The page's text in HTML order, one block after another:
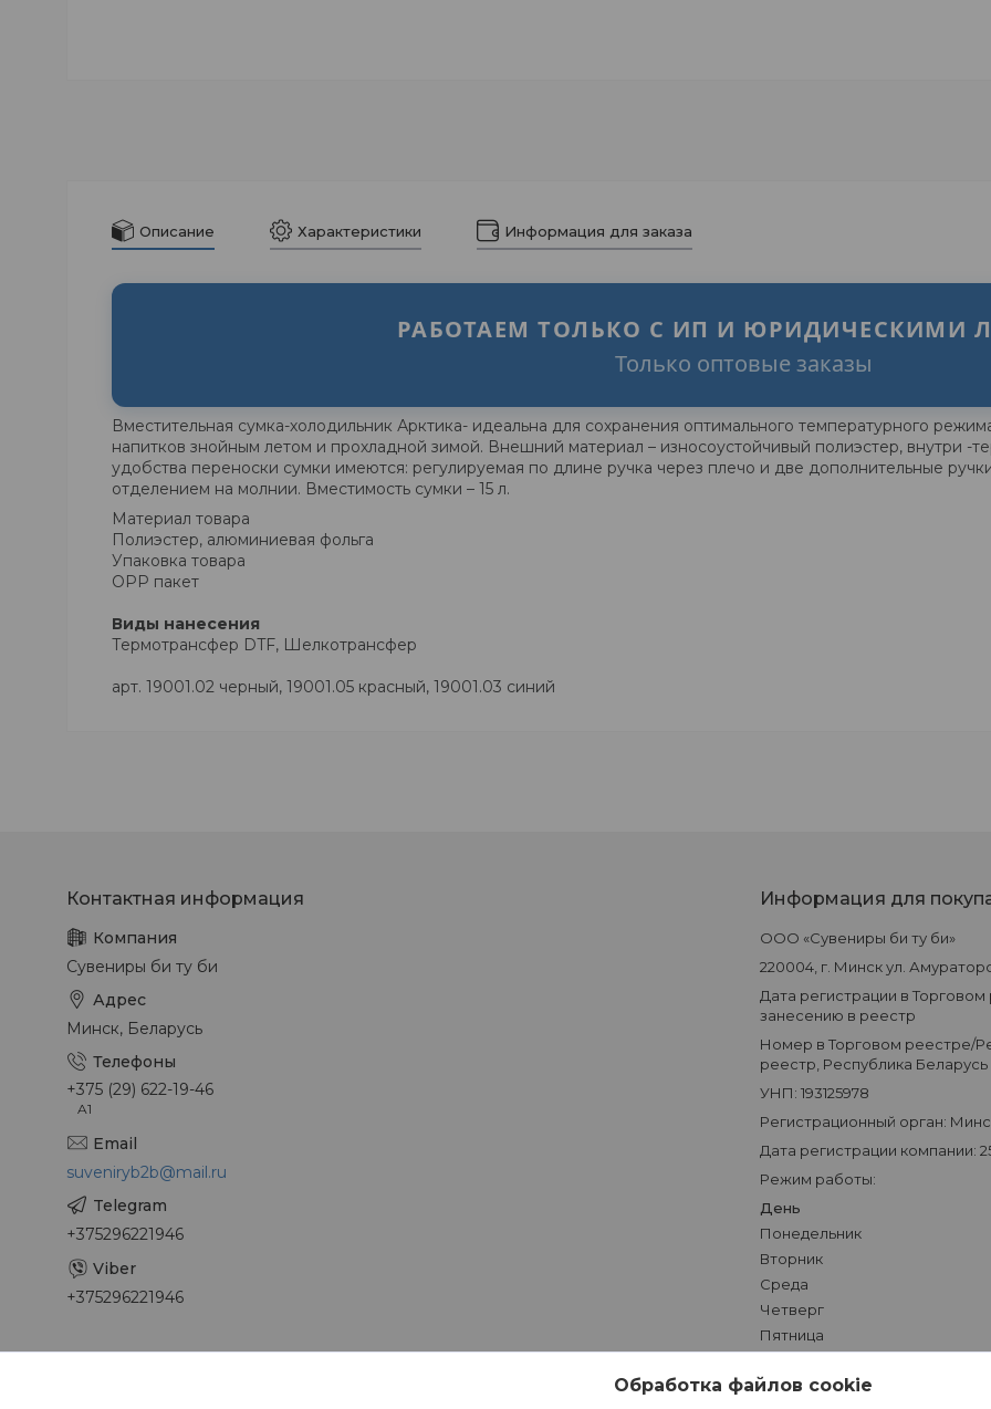
Описание Характеристики Информация для заказа
РАБОТАЕМ ТОЛЬКО С ИП И ЮРИДИЧЕСКИМИ
Только оптовые заказы
Вместительная сумка-холодильник Арктика- идеальна для сохранения оптимального температурного
напитков знойным летом и прохладной зимой. Внешний материал – износоустойчивый полиэстер, внутри -
удобства переноски сумки имеются: регулируемая по длине ручка через плечо и две дополнительные
отделением на молнии. Вместимость сумки – 15 л.
Материал товара
Полиэстер, алюминиевая фольга
Упаковка товара
OPP пакет
Виды нанесения
Термотрансфер DTF, Шелкотрансфер
арт. 19001.02 черный, 19001.05 красный, 19001.03 синий
Сувениры би ту би
Минск, Беларусь
+375 (29) 622-19-46
A1
suveniryb2b@mail.ru
+375296221946
+375296221946
Информация для
ООО «Сувениры би ту би»
220004, г. Минск ул.
Дата регистрации в
занесению в реестр
Номер в Торговом реестре/
реестр, Республика Беларусь
УНП: 193125978
Регистрационный орган:
Дата регистрации компании:
Режим работы:
День
Понедельник
Вторник
Среда
Четверг
Пятница
Воскресенье
Обработка файлов cookie